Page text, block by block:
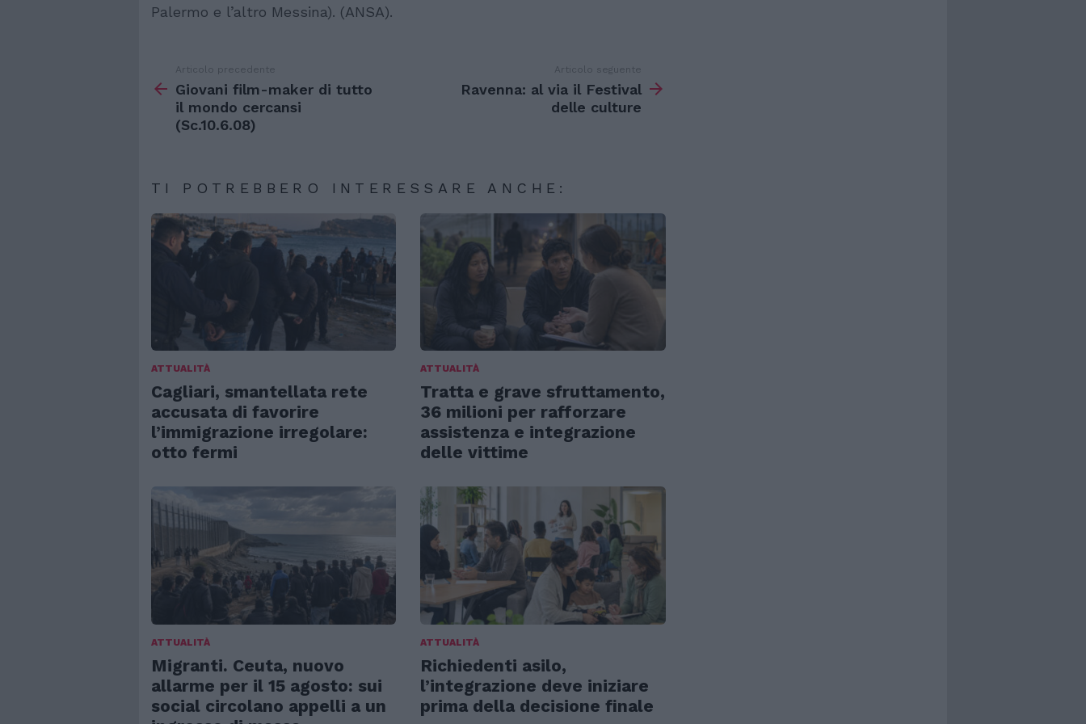
Palermo e l’altro Messina). (ANSA).
di
Articolo precedente
Giovani film-maker di tutto
il mondo cercansi
(Sc.10.6.08)
Articolo seguente
Ravenna: al via il Festival
delle culture
TI POTREBBERO INTERESSARE ANCHE:
ATTUALITÀ
Cagliari, smantellata rete
accusata di favorire
l’immigrazione irregolare:
otto fermi
ATTUALITÀ
Tratta e grave sfruttamento,
36 milioni per rafforzare
assistenza e integrazione
delle vittime
ATTUALITÀ
Migranti. Ceuta, nuovo
allarme per il 15 agosto: sui
social circolano appelli a un
ATTUALITÀ
Richiedenti asilo,
l’integrazione deve iniziare
prima della decisione finale